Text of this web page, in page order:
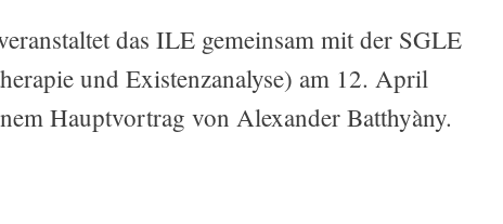
das ILE gemeinsam mit der SGLE
und Existenzanalyse) am 12. April
Hauptvortrag von Alexander Batthyàny.